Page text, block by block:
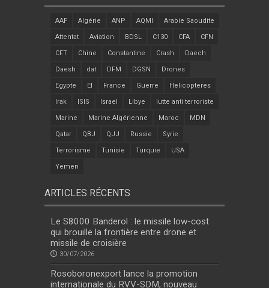
AAF Algérie ANP AQMI Arabie Saoudite
Attentat Aviation BDSL C130 CFA CFN
CFT Chine Constantine Crash Daech
Daesh dat DFM DGSN Drones
Egypte EI France Guerre Helicopteres
Irak ISIS Israel Libye lutte anti terroriste
Marine Marine Algérienne Maroc MDN
Qatar QBJ QJJ Russie Syrie
Terrorisme Tunisie Turquie USA
Yemen
ARTICLES RÉCENTS
Le S8000 Banderol : le missile low-cost
qui brouille la frontière entre drone et
missile de croisière
30/07/2026
Rosoboronexport lance la promotion
internationale du RVV-SDM, nouveau